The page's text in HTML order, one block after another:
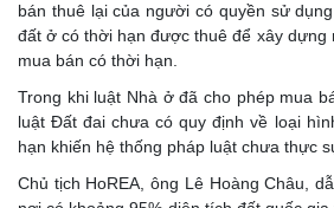
bán thuê lại của người có quyền sử
đất ở có thời hạn được thuê để xây dựng
mua bán có thời hạn.
Trong khi luật Nhà ở đã cho phép mua
luật Đất đai chưa có quy định về loại
hạn khiến hệ thống pháp luật chưa thực
Chủ tịch HoREA, ông Lê Hoàng Châu,